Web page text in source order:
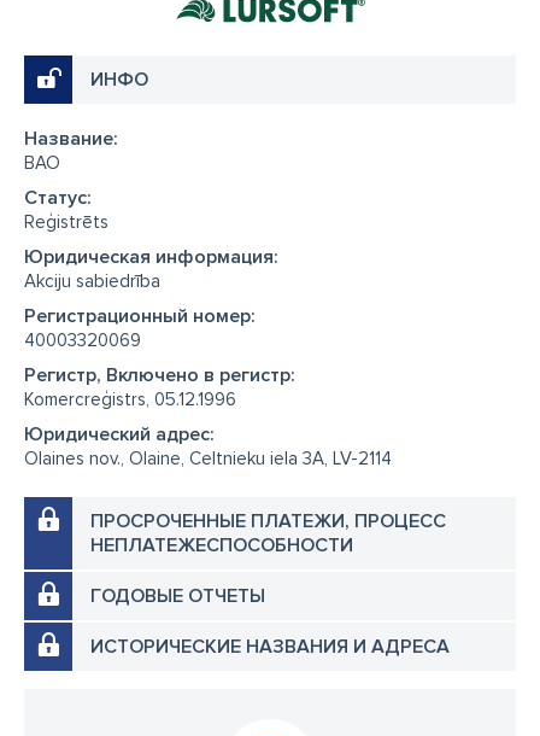
ИНФО
Название:
BAO
Cтатус:
Reģistrēts
Юридическая информация:
Akciju sabiedrība
Регистрационный номер:
40003320069
Регистр, Включено в регистр:
Komercreģistrs, 05.12.1996
Юридический адрес:
Olaines nov., Olaine, Celtnieku iela 3A, LV-2114
ПРОСРОЧЕННЫЕ ПЛАТЕЖИ, ПРОЦЕСС
НЕПЛАТЕЖЕСПОСОБНОСТИ
ГОДОВЫЕ ОТЧЕТЫ
ИСТОРИЧЕСКИЕ НАЗВАНИЯ И АДРЕСА